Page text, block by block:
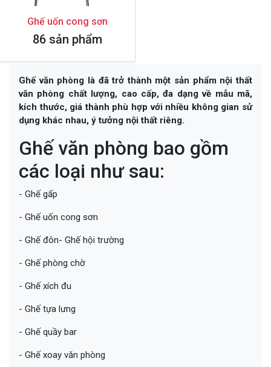
Ghế uốn cong sơn
86 sản phẩm
Ghế văn phòng là đã trở thành một sản phẩm nội thất
văn phòng chất lượng, cao cấp, đa dạng về mẫu mã,
kích thước, giá thành phù hợp với nhiều không gian sử
dụng khác nhau, ý tưởng nội thất riêng.
Ghế văn phòng bao gồm
các loại như sau:
- Ghế gấp
- Ghế uốn cong sơn
- Ghế đôn- Ghế hội trường
- Ghế phòng chờ
- Ghế xích đu
- Ghế tựa lưng
- Ghế quầy bar
- Ghế xoay văn phòng